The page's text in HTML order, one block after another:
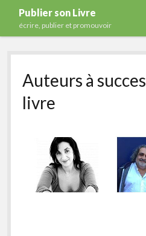
Publier son Livre
écrire, publier et promouvoir
Accueil
Formations
Services
Auto-édition
Maisons d’édition
Ecriture
Auteurs à
livre